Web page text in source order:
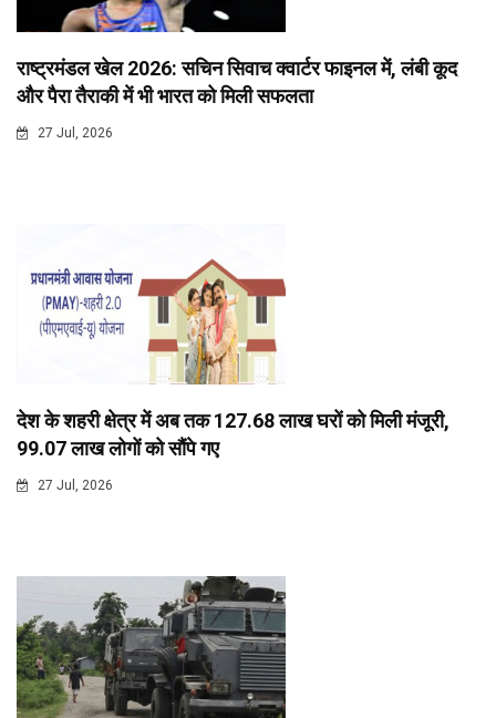
राष्ट्रमंडल खेल 2026: सचिन सिवाच क्वार्टर फाइनल में, लंबी कूद
और पैरा तैराकी में भी भारत को मिली सफलता
27 Jul, 2026
देश के शहरी क्षेत्र में अब तक 127.68 लाख घरों को मिली मंजूरी,
99.07 लाख लोगों को सौंपे गए
27 Jul, 2026